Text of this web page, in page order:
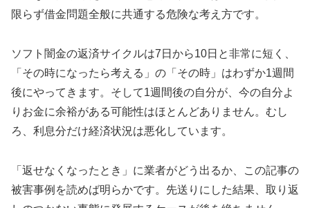
限らず借金問題全般に共通する危険な考え方です。
ソフト闇金の返済サイクルは7日から10日と非常に短く、
「その時になったら考える」の「その時」はわずか1週間
後にやってきます。そして1週間後の自分が、今の自分よ
りお金に余裕がある可能性はほとんどありません。むし
ろ、利息分だけ経済状況は悪化しています。
「返せなくなったとき」に業者がどう出るか、この記事の
被害事例を読めば明らかです。先送りにした結果、取り返